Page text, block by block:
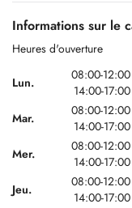
Informations sur le
Heures d'ouverture
Lun.
08:00-12:00
14:00-17:00
Mar.
08:00-12:00
14:00-17:00
Mer.
08:00-12:00
14:00-17:00
Jeu.
08:00-12:00
14:00-17:00